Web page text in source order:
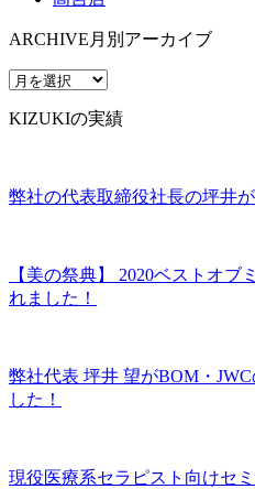
ARCHIVE 月別アーカイブ
KIZUKIの実績
弊社の代表取締役社長の坪井
【美の祭典】 2020ベストオ
れました！
弊社代表 坪井 望がBOM・
した！
現役医療系セラピスト向けセ